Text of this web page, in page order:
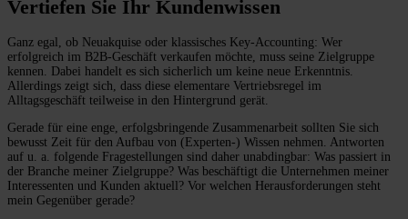
Vertiefen Sie Ihr Kundenwissen
Ganz egal, ob Neuakquise oder klassisches Key-Accounting: Wer
erfolgreich im B2B-Geschäft verkaufen möchte, muss seine Zielgruppe
kennen. Dabei handelt es sich sicherlich um keine neue Erkenntnis.
Allerdings zeigt sich, dass diese elementare Vertriebsregel im
Alltagsgeschäft teilweise in den Hintergrund gerät.
Gerade für eine enge, erfolgsbringende Zusammenarbeit sollten Sie sich
bewusst Zeit für den Aufbau von (Experten-) Wissen nehmen. Antworten
auf u. a. folgende Fragestellungen sind daher unabdingbar: Was passiert in
der Branche meiner Zielgruppe? Was beschäftigt die Unternehmen meiner
Interessenten und Kunden aktuell? Vor welchen Herausforderungen steht
mein Gegenüber gerade?